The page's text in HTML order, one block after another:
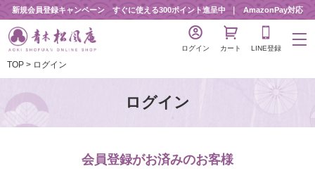
新規会員登録キャンペーン すぐに使える300ポイント進呈中 AmazonPay対応
ログイン カート LINE登録
TOP ログイン
ログイン
会員登録がお済みのお客様